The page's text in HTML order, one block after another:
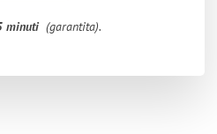
minuti (garantita).